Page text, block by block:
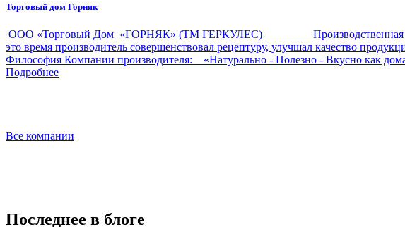
Торговый дом Горняк
ООО «Торговый Дом «ГОРНЯК» (ТМ ГЕРКУЛЕС) Производственная
это время производитель совершенствовал рецептуру, улучшал качество
Философия Компании производителя: «Натурально - Полезно - Вкусно как
Подробнее
Все компании
Последнее в блоге